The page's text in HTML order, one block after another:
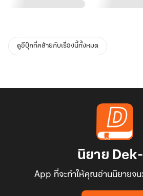
ดูอีบุ๊กที่คล้ายกับเรื่องนี้ทั้งหมด
นิยาย
App ที่จะทำให้คุณอ่านนิยายจน